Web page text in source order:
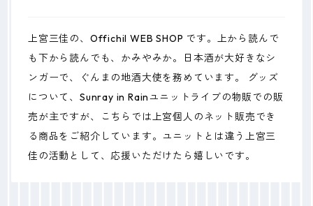
上宮三佳の、Offichil WEB SHOP です。上から読んで
も下から読んでも、かみやみか。日本酒が大好きなシ
ンガーで、ぐんまの地酒大使を務めています。 グッズ
について、Sunray in Rainユニットライブの物販での販
売が主ですが、こちらでは上宮個人のネット販売でき
る商品をご紹介しています。ユニットとは違う上宮三
佳の活動として、応援いただけたら嬉しいです。